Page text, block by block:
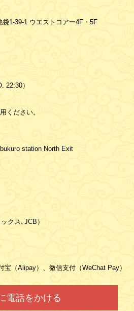
1-39-1 ウエストコアー4F・5F
22:30）
ください。
station North Exit
クス､JCB）
（Alipay）、微信支付（WeChat Pay）
電話をかける